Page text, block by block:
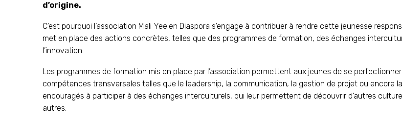
d’origine.
C’est pourquoi l’association Mali Yeelen Diaspora s’engage à contribuer à rendre cette jeunesse
met en place des actions concrètes, telles que des programmes de formation, des échanges
l’innovation.
Les programmes de formation mis en place par l’association permettent aux jeunes de se
compétences transversales telles que le leadership, la communication, la gestion de projet ou encore
encouragés à participer à des échanges interculturels, qui leur permettent de découvrir d’autres
autres.